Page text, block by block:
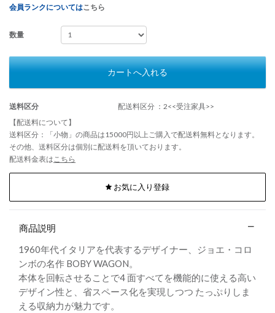
会員ランクについてはこちら
数量
カートへ入れる
送料区分
配送料区分 ：2<<受注家具>>
【配送料について】
送料区分：「小物」の商品は15000円以上ご購入で配送料無料となります。
その他、送料区分は個別に配送料を頂いております。
配送料金表は こちら
お気に入り登録
商品説明
1960年代イタリアを代表するデザイナー、ジョエ・コロ
ンボの名作 BOBY WAGON。
本体を回転させることで4 面すべてを機能的に使える高い
デザイン性と、省スペース化を実現しつつ たっぷりしま
える収納力が魅力です。